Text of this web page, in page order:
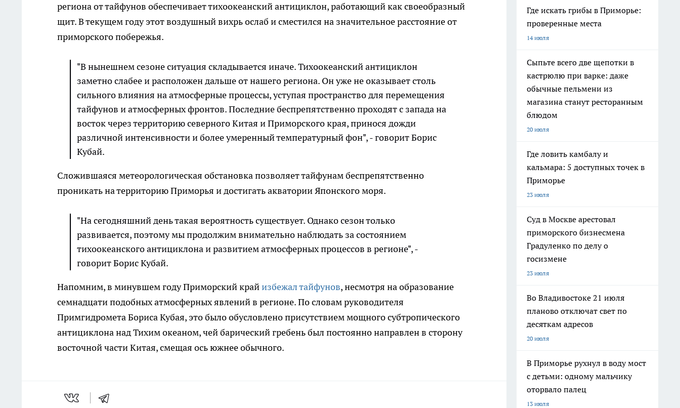
региона от тайфунов обеспечивает тихоокеанский антициклон, работающий как своеобразный
щит. В текущем году этот воздушный вихрь ослаб и сместился на значительное расстояние от
приморского побережья.
"В нынешнем сезоне ситуация складывается иначе. Тихоокеанский антициклон
заметно слабее и расположен дальше от нашего региона. Он уже не оказывает столь
сильного влияния на атмосферные процессы, уступая пространство для перемещения
тайфунов и атмосферных фронтов. Последние беспрепятственно проходят с запада на
восток через территорию северного Китая и Приморского края, принося дожди
различной интенсивности и более умеренный температурный фон", - говорит Борис
Кубай.
Сложившаяся метеорологическая обстановка позволяет тайфунам беспрепятственно
проникать на территорию Приморья и достигать акватории Японского моря.
"На сегодняшний день такая вероятность существует. Однако сезон только
развивается, поэтому мы продолжим внимательно наблюдать за состоянием
тихоокеанского антициклона и развитием атмосферных процессов в регионе", -
говорит Борис Кубай.
Напомним, в минувшем году Приморский крайизбежал тайфунов, несмотря на образование
семнадцати подобных атмосферных явлений в регионе. По словам руководителя
Примгидромета Бориса Кубая, это было обусловлено присутствием мощного субтропического
антициклона над Тихим океаном, чей барический гребень был постоянно направлен в сторону
восточной части Китая, смещая ось южнее обычного.
Где искать грибы в Приморье:
проверенные места
14 июля
Сыпьте всего две щепотки в
кастрюлю при варке: даже
обычные пельмени из
магазина станут ресторанным
блюдом
20 июля
Где ловить камбалу и
кальмара: 5 доступных точек в
Приморье
23 июля
Суд в Москве арестовал
приморского бизнесмена
Градуленко по делу о
госизмене
23 июля
Во Владивостоке 21 июля
планово отключат свет по
десяткам адресов
20 июля
В Приморье рухнул в воду мост
с детьми: одному мальчику
оторвало палец
13 июля